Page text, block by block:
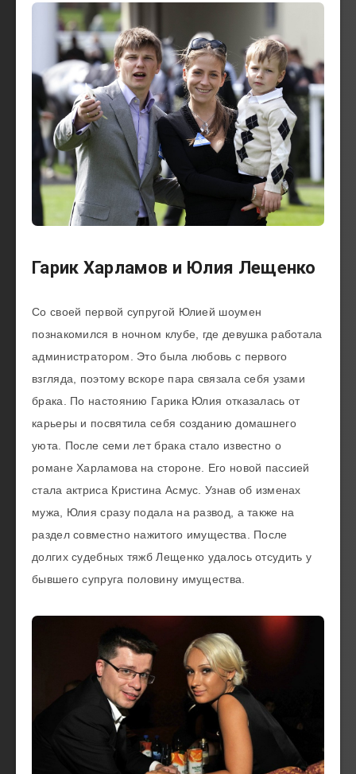
Гарик Харламов и Юлия Лещенко
Со своей первой супругой Юлией шоумен
познакомился в ночном клубе, где девушка работала
администратором. Это была любовь с первого
взгляда, поэтому вскоре пара связала себя узами
брака. По настоянию Гарика Юлия отказалась от
карьеры и посвятила себя созданию домашнего
уюта. После семи лет брака стало известно о
романе Харламова на стороне. Его новой пассией
стала актриса Кристина Асмус. Узнав об изменах
мужа, Юлия сразу подала на развод, а также на
раздел совместно нажитого имущества. После
долгих судебных тяжб Лещенко удалось отсудить у
бывшего супруга половину имущества.